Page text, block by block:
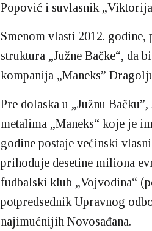
Popović i suvlasnik
Smenom vlasti 2012. godine,
struktura „Južne Bačke“, da
kompanija „Maneks”
Pre dolaska u „Južnu
metalima „Maneks“ koje je
godine postaje većinski
prihoduje desetine miliona
fudbalski klub „Vojvodina“
potpredsednik Upravnog
najimućnijih Novosađana.